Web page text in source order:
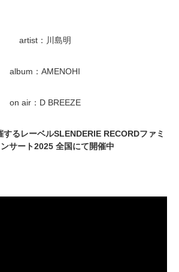
artist：川島明
album：AMENOHI
on air：D BREEZE
るレーベルSLENDERIE RECORDファミ
ンサート2025 全国にて開催中